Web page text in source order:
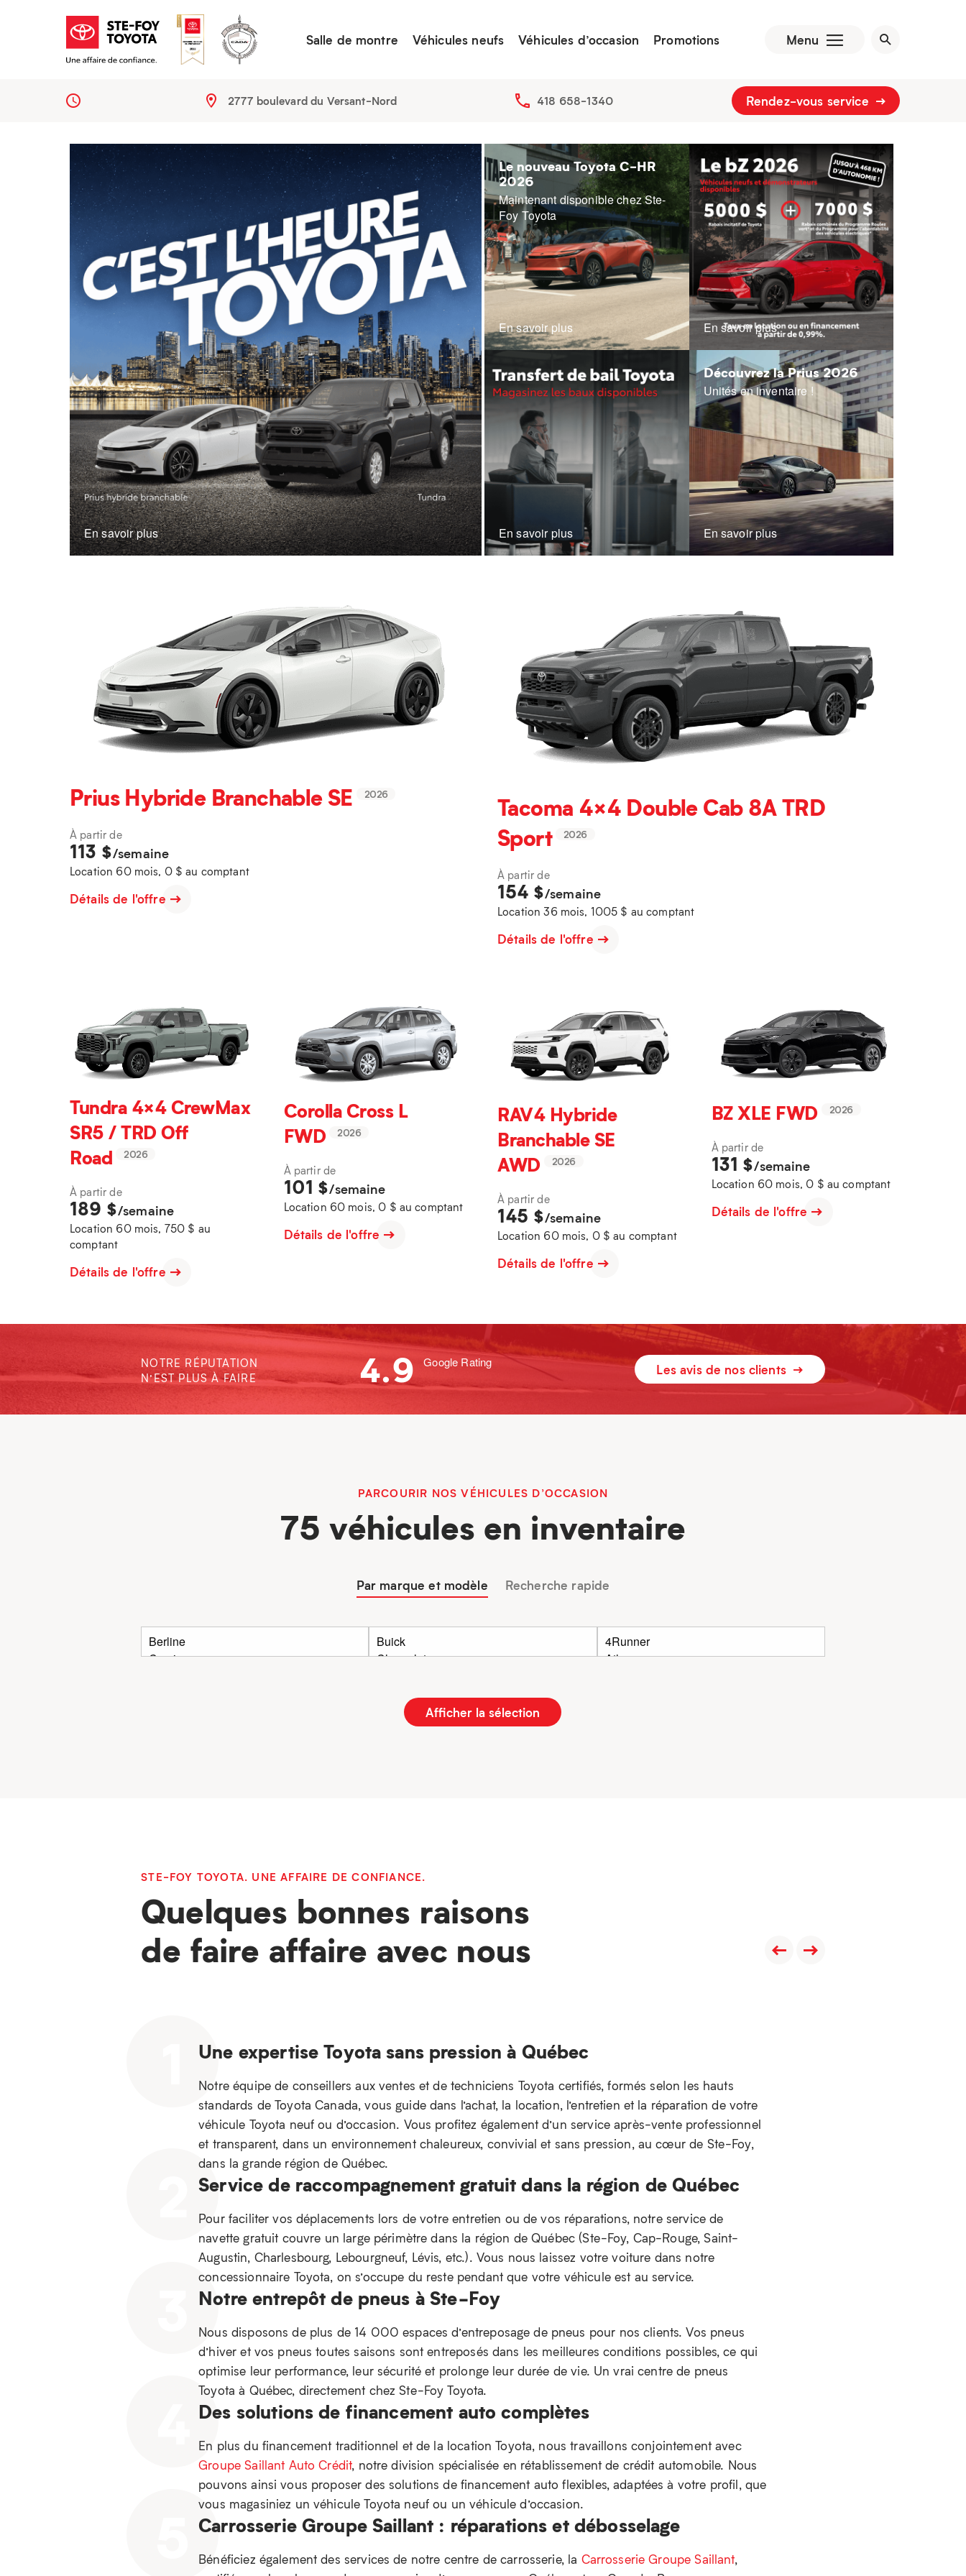
Salle de montre Véhicules neufs Véhicules d’occasion Promotions Menu
2777 boulevard du Versant-Nord 418 658-1340 Rendez-vous service
En savoir plus
Le nouveau Toyota C-HR
2026
Maintenant disponible chez Ste-
Foy Toyota
En savoir plus En savoir plus
En savoir plus
Découvrez la Prius 2026
Unités en inventaire !
En savoir plus
Prius Hybride Branchable SE 2026
À partir de
113 $/semaine
Location 60 mois, 0 $ au comptant
Détails de l'offre
Tacoma 4×4 Double Cab 8A TRD
Sport
2026
À partir de
154 $/semaine
Location 36 mois, 1005 $ au comptant
Détails de l'offre
Tundra 4×4 CrewMax
SR5 / TRD Off
Road
2026
À partir de
189 $/semaine
Location 60 mois, 750 $ au
comptant
Détails de l'offre
Corolla Cross L
FWD
2026
À partir de
101 $/semaine
Location 60 mois, 0 $ au comptant
Détails de l'offre
RAV4 Hybride
Branchable SE
AWD
2026
À partir de
145 $/semaine
Location 60 mois, 0 $ au comptant
Détails de l'offre
BZ XLE FWD 2026
À partir de
131 $/semaine
Location 60 mois, 0 $ au comptant
Détails de l'offre
NOTRE RÉPUTATION
N’EST PLUS À FAIRE
Google Rating
4.9 Les avis de nos clients
PARCOURIR NOS VÉHICULES D’OCCASION
75 véhicules en inventaire
Par marque et modèle Recherche rapide
Afficher la sélection
STE-FOY TOYOTA. UNE AFFAIRE DE CONFIANCE.
Quelques bonnes raisons
de faire affaire avec nous
Une expertise Toyota sans pression à Québec
Notre équipe de conseillers aux ventes et de techniciens Toyota certifiés, formés selon les hauts
standards de Toyota Canada, vous guide dans l’achat, la location, l’entretien et la réparation de votre
véhicule Toyota neuf ou d’occasion. Vous profitez également d’un service après-vente professionnel
et transparent, dans un environnement chaleureux, convivial et sans pression, au cœur de Ste-Foy,
dans la grande région de Québec.
Service de raccompagnement gratuit dans la région de Québec
Pour faciliter vos déplacements lors de votre entretien ou de vos réparations, notre service de
navette gratuit couvre un large périmètre dans la région de Québec (Ste-Foy, Cap-Rouge, Saint-
Augustin, Charlesbourg, Lebourgneuf, Lévis, etc.). Vous nous laissez votre voiture dans notre
concessionnaire Toyota, on s’occupe du reste pendant que votre véhicule est au service.
Notre entrepôt de pneus à Ste-Foy
Nous disposons de plus de 14 000 espaces d’entreposage de pneus pour nos clients. Vos pneus
d’hiver et vos pneus toutes saisons sont entreposés dans les meilleures conditions possibles, ce qui
optimise leur performance, leur sécurité et prolonge leur durée de vie. Un vrai centre de pneus
Toyota à Québec, directement chez Ste-Foy Toyota.
Des solutions de financement auto complètes
En plus du financement traditionnel et de la location Toyota, nous travaillons conjointement avec
Groupe Saillant Auto Crédit, notre division spécialisée en rétablissement de crédit automobile. Nous
pouvons ainsi vous proposer des solutions de financement auto flexibles, adaptées à votre profil, que
vous magasiniez un véhicule Toyota neuf ou un véhicule d’occasion.
Carrosserie Groupe Saillant : réparations et débosselage
Bénéficiez également des services de notre centre de carrosserie, la Carrosserie Groupe Saillant,